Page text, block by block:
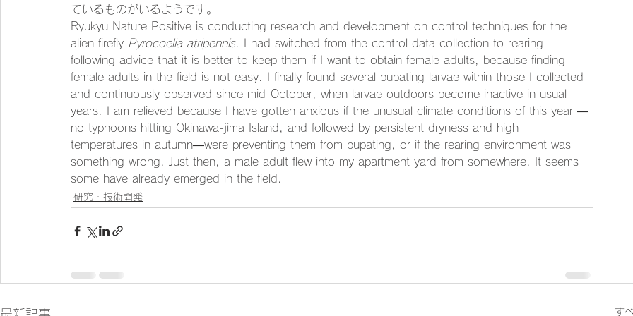
ているものがいるようです。
Ryukyu Nature Positive is conducting research and development on control techniques for the
alien firefly Pyrocoelia atripennis. I had switched from the control data collection to rearing
following advice that it is better to keep them if I want to obtain female adults, because finding
female adults in the field is not easy. I finally found several pupating larvae within those I collected
and continuously observed since mid-October, when larvae outdoors become inactive in usual
years. I am relieved because I have gotten anxious if the unusual climate conditions of this year —
no typhoons hitting Okinawa-jima Island, and followed by persistent dryness and high
temperatures in autumn—were preventing them from pupating, or if the rearing environment was
something wrong. Just then, a male adult flew into my apartment yard from somewhere. It seems
some have already emerged in the field.
研究・技術開発
す